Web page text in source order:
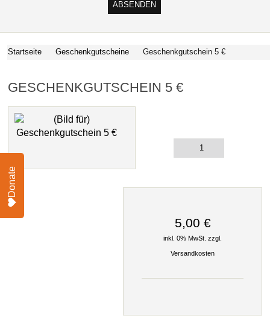
Startseite Geschenkgutscheine Geschenkgutschein 5 €
GESCHENKGUTSCHEIN 5 €
5,00 €
inkl. 0% MwSt. zzgl.
Versandkosten
Donate